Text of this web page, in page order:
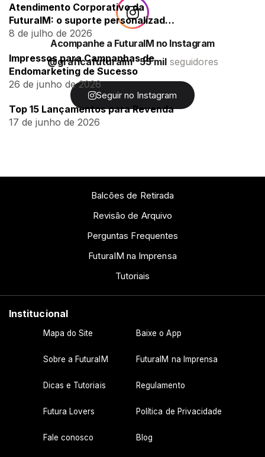
Atendimento Corporativo da
FuturaIM: o suporte personalizado
para empresas
8 de julho de 2026
Impressos para Campanhas de
Endomarketing de Sucesso
26 de junho de 2026
Top 15 Lançamentos para Revenda
17 de junho de 2026
Acompanhe a FuturaIM no Instagram
@graficafuturaim 55 milseguidores
Seguir no Instagram
Balcões de Retirada
Revisão de Arquivo
Perguntas Frequentes
FuturaIM na Imprensa
Tutoriais
Institucional
Mapa do Site Baixe o App
Sobre a FuturaIM FuturaIM na Imprensa
Dicas e Tutoriais Regulamento
Futura Lovers Política de Privacidade
Fale conosco Blog